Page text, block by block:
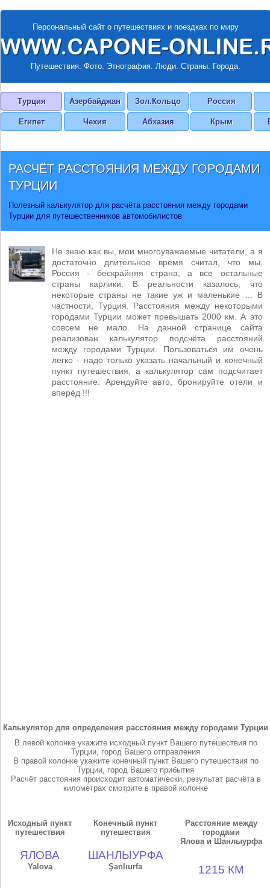
Персональный сайт о путешествиях и поездках по миру
Путешествия. Фото. Этнография. Люди. Страны. Города.
Турция Азербайджан Зол.Кольцо Россия
Египет Чехия Абхазия Крым
РАСЧЁТ РАССТОЯНИЯ МЕЖДУ ГОРОДАМИ
ТУРЦИИ
Полезный калькулятор для расчёта расстояния между городами
Турции для путешественников автомобилистов
Не знаю как вы, мои многоуважаемые читатели, а я
достаточно длительное время считал, что мы,
Россия - бескрайняя страна, а все остальные
страны карлики. В реальности казалось, что
некоторые страны не такие уж и маленькие ... В
частности, Турция. Расстояния между некоторыми
городами Турции может превышать 2000 км. А это
совсем не мало. На данной странице сайта
реализован калькулятор подсчёта расстояний
между городами Турции. Пользоваться им очень
легко - надо только указать начальный и конечный
пункт путешествия, а калькулятор сам подсчитает
расстояние. Арендуйте авто, бронируйте отели и
вперёд !!!
Калькулятор для определения расстояния между городами Турции
В левой колонке укажите исходный пункт Вашего путешествия по
Турции, город Вашего отправления
В правой колонке укажите конечный пункт Вашего путешествия по
Турции, город Вашего прибытия
Расчёт расстояния происходит автоматически, результат расчёта в
километрах смотрите в правой колонке
Исходный пункт
путешествия
ЯЛОВА
Yalova
Конечный пункт
путешествия
ШАНЛЫУРФА
Şanlıurfa
Расстояние между
городами
Ялова и Шанлыурфа
1215 КМ